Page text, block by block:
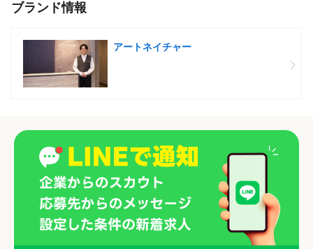
ブランド情報
アートネイチャー